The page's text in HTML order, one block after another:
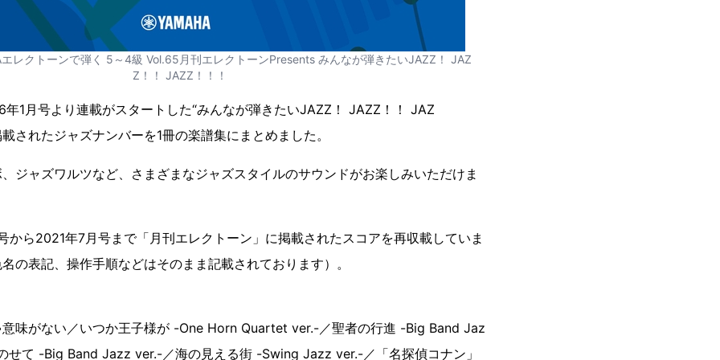
エレクトーンで弾く 5～4級 Vol.65月刊エレクトーンPresents みんなが弾きたいJAZZ！ JAZ
Z！！ JAZZ！！！
1月号より連載がスタートした“みんなが弾きたいJAZZ！ JAZZ！！ JAZ
されたジャズナンバーを1冊の楽譜集にまとめました。
ジャズワルツなど、さまざまなジャズスタイルのサウンドがお楽しみいただけま
から2021年7月号まで「月刊エレクトーン」に掲載されたスコアを再収載していま
の表記、操作手順などはそのまま記載されております）。
味がない／いつか王子様が -One Horn Quartet ver.-／聖者の行進 -Big Band Jaz
せて -Big Band Jazz ver.-／海の見える街 -Swing Jazz ver.-／「名探偵コナン」